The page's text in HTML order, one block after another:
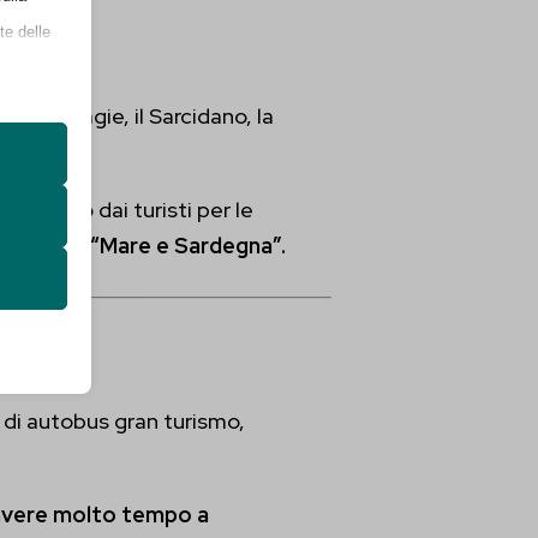
Barbagie, il Sarcidano, la
dai turisti per le
in “Mare e Sardegna”.
autobus gran turismo,
molto tempo a
delle